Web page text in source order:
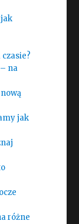
na
jak
różne